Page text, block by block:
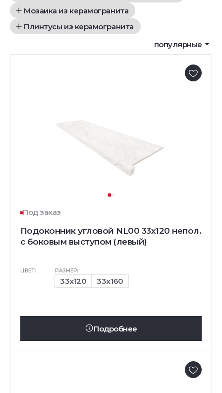
Мозаика из керамогранита
Плинтусы из керамогранита
популярные
Под заказ
Подоконник угловой NL00 33х120 непол.
с боковым выступом (левый)
ЦВЕТ: РАЗМЕР:
33x120 33x160
Подробнее